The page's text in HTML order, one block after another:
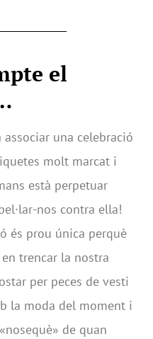
el
una celebració
molt marcat i
està perpetuar
nos contra ella!
és prou única perquè
trencar la nostra
per peces de vesti
la moda del moment i
de quan